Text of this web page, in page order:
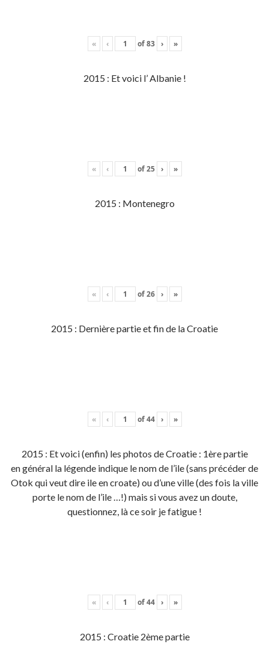
« ‹ of83 › »
2015 : Et voici l’ Albanie !
« ‹ of25 › »
2015 : Montenegro
« ‹ of26 › »
2015 : Dernière partie et fin de la Croatie
« ‹ of44 › »
2015 : Et voici (enfin) les photos de Croatie : 1ère partie
en général la légende indique le nom de l’ile (sans précéder de
Otok qui veut dire ile en croate) ou d’une ville (des fois la ville
porte le nom de l’ile …!) mais si vous avez un doute,
questionnez, là ce soir je fatigue !
« ‹ of44 › »
2015 : Croatie 2ème partie